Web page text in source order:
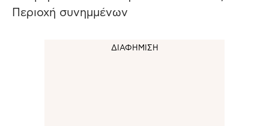
Περιοχή συνημμένων